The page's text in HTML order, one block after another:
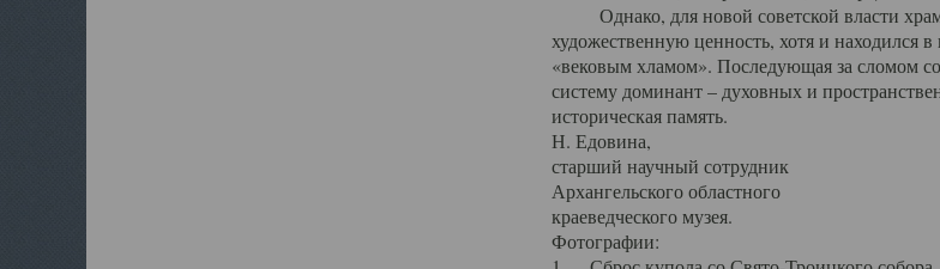
Однако, для новой советской власти
художественную ценность, хотя и находился
«вековым хламом». Последующая за сломом
систему доминант – духовных и
историческая память.
Н. Едовина,
старший научный сотрудник
Архангельского областного
краеведческого музея.
Фотографии: